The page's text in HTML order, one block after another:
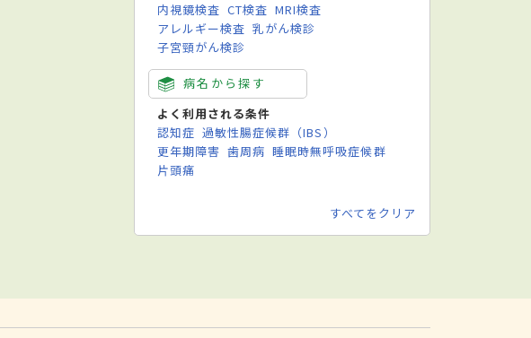
内視鏡検査 CT検査 MRI検査
アレルギー検査 乳がん検診
子宮頸がん検診
病名から探す
よく利用される条件
認知症 過敏性腸症候群（IBS）
更年期障害 歯周病 睡眠時無呼吸症候群
片頭痛
すべてをクリア